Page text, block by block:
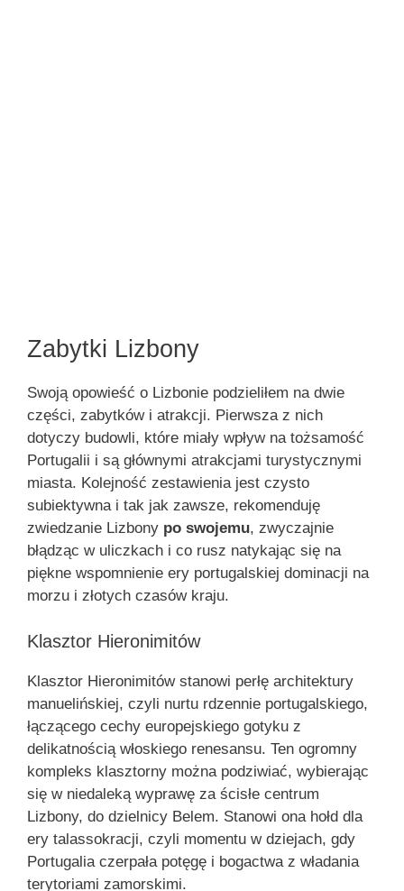
Zabytki Lizbony
Swoją opowieść o Lizbonie podzieliłem na dwie
części, zabytków i atrakcji. Pierwsza z nich
dotyczy budowli, które miały wpływ na tożsamość
Portugalii i są głównymi atrakcjami turystycznymi
miasta. Kolejność zestawienia jest czysto
subiektywna i tak jak zawsze, rekomenduję
zwiedzanie Lizbony po swojemu, zwyczajnie
błądząc w uliczkach i co rusz natykając się na
piękne wspomnienie ery portugalskiej dominacji na
morzu i złotych czasów kraju.
Klasztor Hieronimitów
Klasztor Hieronimitów stanowi perłę architektury
manuelińskiej, czyli nurtu rdzennie portugalskiego,
łączącego cechy europejskiego gotyku z
delikatnością włoskiego renesansu. Ten ogromny
kompleks klasztorny można podziwiać, wybierając
się w niedaleką wyprawę za ścisłe centrum
Lizbony, do dzielnicy Belem. Stanowi ona hołd dla
ery talassokracji, czyli momentu w dziejach, gdy
Portugalia czerpała potęgę i bogactwa z władania
terytoriami zamorskimi.